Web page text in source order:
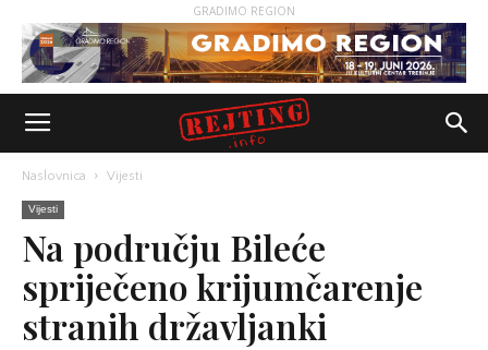
GRADIMO REGION
Naslovnica Vijesti
Vijesti
Na području Bileće
spriječeno krijumčarenje
stranih državljanki